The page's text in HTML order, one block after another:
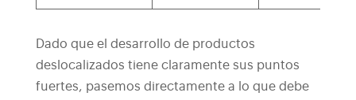
Dado que el desarrollo de productos
deslocalizados tiene claramente sus puntos
fuertes, pasemos directamente a lo que debe